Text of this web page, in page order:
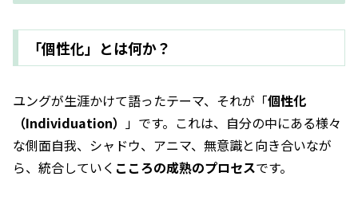
「個性化」とは何か？
ユングが生涯かけて語ったテーマ、それが「個性化
（Individuation） 」です。これは、自分の中にある様々
な側面――自我、シャドウ、アニマ、無意識――と向き合いなが
ら、統合していく こころの成熟のプロセスです。